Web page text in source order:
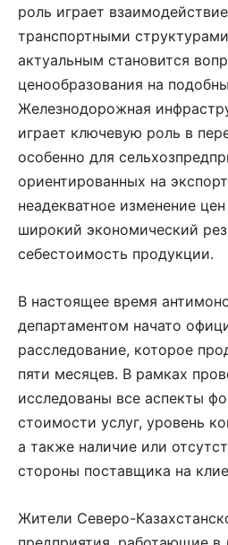
роль играет
транспортными
актуальным становится
ценообразования на
Железнодорожная
играет ключевую роль в
особенно для
ориентированных на
неадекватное изменение
широкий экономический
себестоимость продукции.
В настоящее время
департаментом начато
расследование, которое
пяти месяцев. В рамках
исследованы все аспекты
стоимости услуг, уровень
а также наличие или
стороны поставщика на
Жители Северо-